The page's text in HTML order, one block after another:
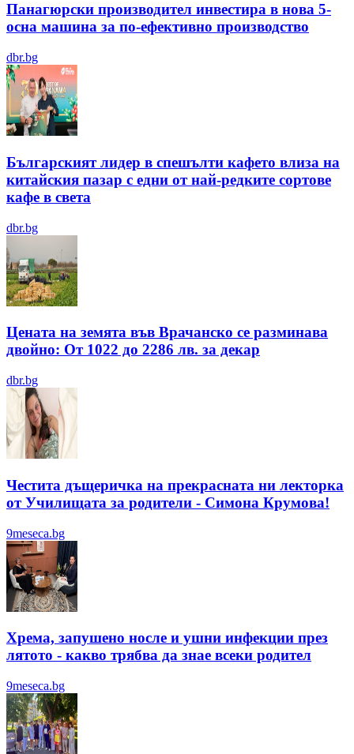
Панагюрски производител инвестира в нова 5-
осна машина за по-ефективно производство
dbr.bg
Българският лидер в спешълти кафето влиза на
китайския пазар с едни от най-редките сортове
кафе в света
dbr.bg
Цената на земята във Врачанско се разминава
двойно: От 1022 до 2286 лв. за декар
dbr.bg
Честита дъщеричка на прекрасната ни лекторка
от Училищата за родители - Симона Крумова!
9meseca.bg
Хрема, запушено носле и ушни инфекции през
лятотo - какво трябва да знае всеки родител
9meseca.bg